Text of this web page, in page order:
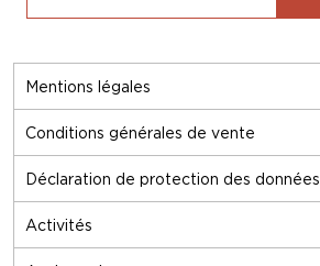
Mentions légales
Conditions générales de vente
Déclaration de protection des données
Activités